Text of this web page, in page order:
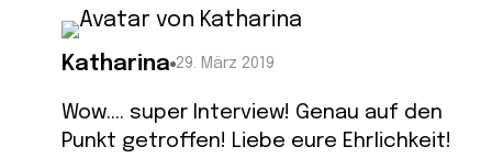
Katharina 29. März 2019
Wow…. super Interview! Genau auf den
Punkt getroffen! Liebe eure Ehrlichkeit!